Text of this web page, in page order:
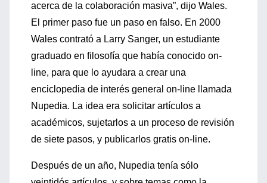
acerca de la colaboración masiva”, dijo Wales.
El primer paso fue un paso en falso. En 2000
Wales contrató a Larry Sanger, un estudiante
graduado en filosofía que había conocido on-
line, para que lo ayudara a crear una
enciclopedia de interés general on-line llamada
Nupedia. La idea era solicitar artículos a
académicos, sujetarlos a un proceso de revisión
de siete pasos, y publicarlos gratis on-line.
Después de un año, Nupedia tenía sólo